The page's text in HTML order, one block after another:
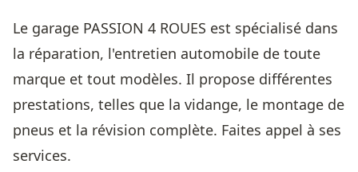
Le garage PASSION 4 ROUES est spécialisé dans
la réparation, l'entretien automobile de toute
marque et tout modèles. Il propose différentes
prestations, telles que la vidange, le montage de
pneus et la révision complète. Faites appel à ses
services.